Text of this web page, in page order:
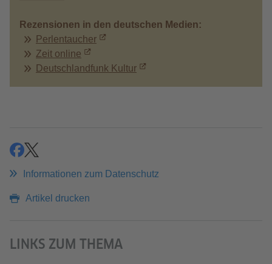
Rezensionen in den deutschen Medien:
Perlentaucher
Zeit online
Deutschlandfunk Kultur
teilenteilen
Informationen zum Datenschutz
Artikel drucken
LINKS ZUM THEMA